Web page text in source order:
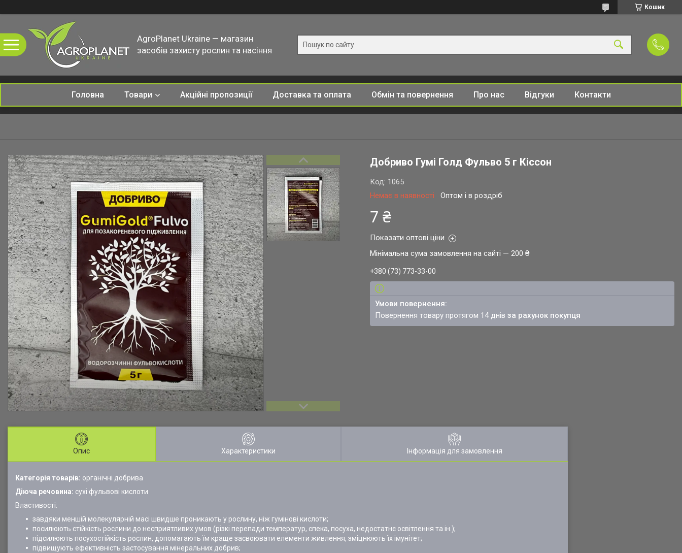
Кошик
AgroPlanet Ukraine — магазин
засобів захисту рослин та насіння
Головна Товари Акційні пропозиції Доставка та оплата Обмін та повернення Про нас Відгуки Контакти
Добриво Гумі Голд Фульво 5 г Кіссон
Немає в наявності Оптом і в роздріб
Код: 1065
7 ₴
Показати оптові ціни
Мінімальна сума замовлення на сайті — 200 ₴
+380 (73) 773-33-00
повернення товару протягом 14 днівза рахунок покупця
Опис Характеристики Інформація для замовлення
Категорія товарів: органічні добрива
Діюча речовина: сухі фульвові кислоти
Властивості:
завдяки меншій молекулярній масі швидше проникають у рослину, ніж гумінові кислоти;
посилюють стійкість рослини до несприятливих умов (різкі перепади температур, спека, посуха, недостатнє освітлення та ін.);
підсилюють посухостійкість рослин, допомагають їм краще засвоювати елементи живлення, зміцнюють їх імунітет;
підвищують ефективність застосування мінеральних добрив;